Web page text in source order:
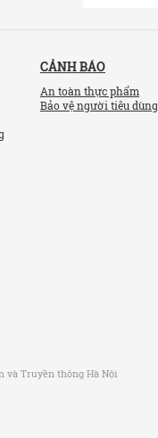
CẢNH BÁO
An toàn thực phẩm
Bảo vệ người tiêu dùng
và Truyền thông Hà Nội